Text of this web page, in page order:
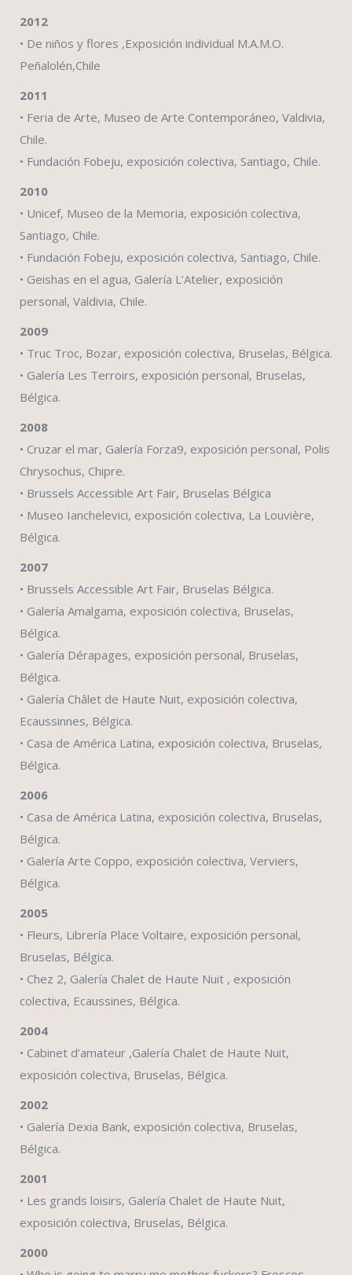
2012
• De niños y flores ,Exposición individual M.A.M.O.
Peñalolén,Chile
2011
• Feria de Arte, Museo de Arte Contemporáneo, Valdivia,
Chile.
• Fundación Fobeju, exposición colectiva, Santiago, Chile.
2010
• Unicef, Museo de la Memoria, exposición colectiva,
Santiago, Chile.
• Fundación Fobeju, exposición colectiva, Santiago, Chile.
• Geishas en el agua, Galería L’Atelier, exposición
personal, Valdivia, Chile.
2009
• Truc Troc, Bozar, exposición colectiva, Bruselas, Bélgica.
• Galería Les Terroirs, exposición personal, Bruselas,
Bélgica.
2008
• Cruzar el mar, Galería Forza9, exposición personal, Polis
Chrysochus, Chipre.
• Brussels Accessible Art Fair, Bruselas Bélgica
• Museo Ianchelevici, exposición colectiva, La Louvière,
Bélgica.
2007
• Brussels Accessible Art Fair, Bruselas Bélgica.
• Galería Amalgama, exposición colectiva, Bruselas,
Bélgica.
• Galería Dérapages, exposición personal, Bruselas,
Bélgica.
• Galería Châlet de Haute Nuit, exposición colectiva,
Ecaussinnes, Bélgica.
• Casa de América Latina, exposición colectiva, Bruselas,
Bélgica.
2006
• Casa de América Latina, exposición colectiva, Bruselas,
Bélgica.
• Galería Arte Coppo, exposición colectiva, Verviers,
Bélgica.
2005
• Fleurs, Librería Place Voltaire, exposición personal,
Bruselas, Bélgica.
• Chez 2, Galería Chalet de Haute Nuit , exposición
colectiva, Ecaussines, Bélgica.
2004
• Cabinet d’amateur ,Galería Chalet de Haute Nuit,
exposición colectiva, Bruselas, Bélgica.
2002
• Galería Dexia Bank, exposición colectiva, Bruselas,
Bélgica.
2001
• Les grands loisirs, Galería Chalet de Haute Nuit,
exposición colectiva, Bruselas, Bélgica.
2000